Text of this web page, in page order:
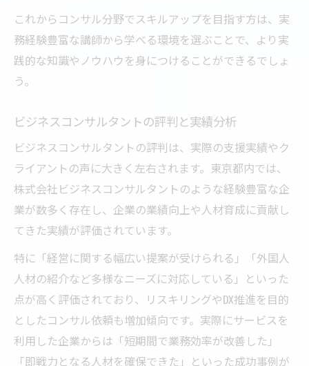
これからコンサル分野でスキルアップを目指す方は、実
務経験豊富な講師から学べる環境を選ぶことで、より実
践的な知識やノウハウを身につけることができるでしょ
う。
ビジネスコンサルタントの評判と実績分析
ビジネスコンサルタントの評判は、実際の支援実績やク
ライアントの声に大きく左右されます。東京都内では、
株式会社ビジネスコンサルタントのような経験豊富な企
業が数多く存在し、企業の業績向上や人材育成に貢献し
てきた実績が評価されています。
特に「経営に関する幅広い提案が受けられる」「外国人
人材の紹介など多様なニーズに対応している」といった
点が高く評価されており、リスキリングやDX推進を目的
としたコンサル依頼も増加傾向です。実際にサービスを
利用した企業からは「短期間で業務効率が改善した」
「即戦力となる人材を確保できた」といった成功事例が